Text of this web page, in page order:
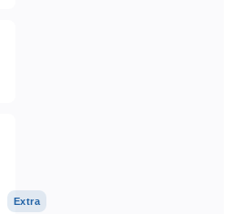
Extra